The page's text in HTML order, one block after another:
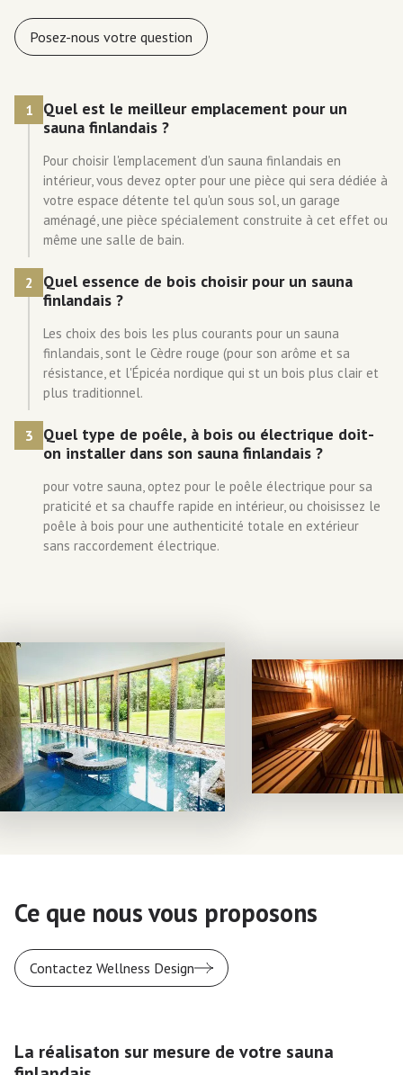
Posez-nous votre question
1
Quel est le meilleur emplacement pour un
sauna finlandais ?
Pour choisir l'emplacement d'un sauna finlandais en
intérieur, vous devez opter pour une pièce qui sera dédiée à
votre espace détente tel qu'un sous sol, un garage
aménagé, une pièce spécialement construite à cet effet ou
même une salle de bain.
2
Quel essence de bois choisir pour un sauna
finlandais ?
Les choix des bois les plus courants pour un sauna
finlandais, sont le Cèdre rouge (pour son arôme et sa
résistance, et l'Épicéa nordique qui st un bois plus clair et
plus traditionnel.
3
Quel type de poêle, à bois ou électrique doit-
on installer dans son sauna finlandais ?
pour votre sauna, optez pour le poêle électrique pour sa
praticité et sa chauffe rapide en intérieur, ou choisissez le
poêle à bois pour une authenticité totale en extérieur
sans raccordement électrique.
Ce que nous vous proposons
Contactez Wellness Design
La réalisaton sur mesure de votre sauna